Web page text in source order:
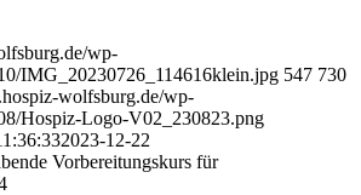
wp-
IMG_20230726_114616klein.jpg 547 730
wolfsburg.de/wp-
Hospiz-Logo-V02_230823.png
2023-12-22
Vorbereitungskurs für